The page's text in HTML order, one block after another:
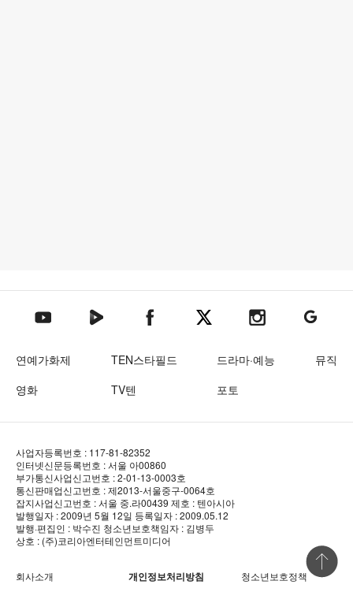
텐아시아 유튜브텐아시아 네이버TV텐아시아 페이스북텐아시아 엑스텐아시아 인스타그램
텐아시아
연예가화제 TEN스타필드 드라마·예능
뮤직
영화
TV텐 포토
사업자등록번호 : 117-81-82352
인터넷신문등록번호 : 서울 아00860
부가통신사업신고번호 : 2-01-13-0003호
통신판매업신고번호 : 제2013-서울중구-0064호
잡지사업신고번호 : 서울 중.라00439 제호 : 텐아시아
발행일자 : 2009년 5월 12일 등록일자 : 2009.05.12
발행·편집인 : 박수진 청소년보호책임자 : 김병두
상호 : (주)코리아엔터테인먼트미디어
회사소개 개인정보처리방침 청소년보호정책
상단 바로